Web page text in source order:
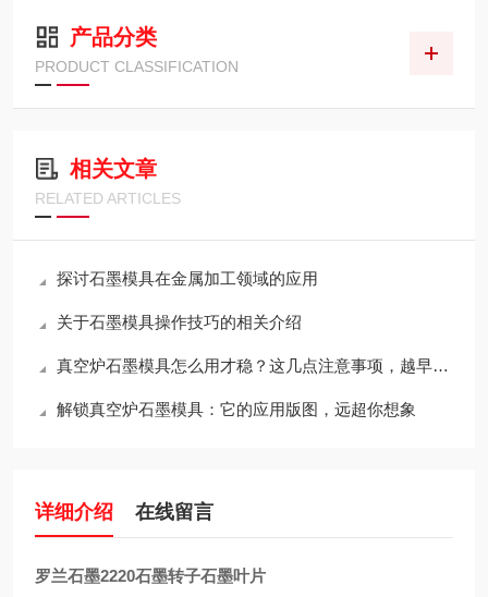
产品分类
PRODUCT CLASSIFICATION
相关文章
RELATED ARTICLES
探讨石墨模具在金属加工领域的应用
关于石墨模具操作技巧的相关介绍
真空炉石墨模具怎么用才稳？这几点注意事项，越早知道越省心
解锁真空炉石墨模具：它的应用版图，远超你想象
详细介绍 在线留言
罗兰石墨2220石墨转子石墨叶片